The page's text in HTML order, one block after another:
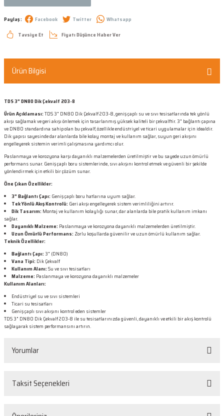
Paylaş : Facebook Twitter
Whatsapp
Tavsiye Et
Fiyatı Düşünce Haber Ver
Ürün Bilgisi
TDS 3" DN80 Dik Çekvalf 203-8
Ürün Açıklaması:TDS 3" DN80 Dik Çekvalf 203-8, geniş çaplı su ve sıvı tesisatlarında tek yönlü
akışı sağlamak ve geri akışı önlemek için tasarlanmış yüksek kaliteli bir çekvalftir. 3" bağlantı çapına
ve DN80 standardına sahip olan bu çekvalf, özellikle endüstriyel ve ticari uygulamalar için idealdir.
Dik yapısı sayesinde dar alanlarda bile kolay montaj ve kullanım sağlar, suyun geri akışını
engelleyerek sistemin verimli çalışmasına yardımcı olur.
Paslanmaya ve korozyona karşı dayanıklı malzemelerden üretilmiştir ve bu sayede uzun ömürlü
performans sunar. Geniş çaplı boru sistemlerinde, sıvı akışını kontrol etmek ve güvenli bir şekilde
yönlendirmek için etkili bir çözüm sunar.
Öne Çıkan Özellikler:
3" Bağlantı Çapı:Geniş çaplı boru hatlarına uyum sağlar.
Tek Yönlü Akış Kontrolü:Geri akışı engelleyerek sistem verimliliğini artırır.
Dik Tasarım:Montaj ve kullanım kolaylığı sunar, dar alanlarda bile pratik kullanım imkanı
sağlar.
Dayanıklı Malzeme:Paslanmaya ve korozyona dayanıklı malzemelerden üretilmiştir.
Uzun Ömürlü Performans:Zorlu koşullarda güvenilir ve uzun ömürlü kullanım sağlar.
Teknik Özellikler:
Bağlantı Çapı:3" (DN80)
Vana Tipi:Dik Çekvalf
Kullanım Alanı:Su ve sıvı tesisatları
Malzeme:Paslanmaya ve korozyona dayanıklı malzemeler
Kullanım Alanları:
Endüstriyel su ve sıvı sistemleri
Ticari su tesisatları
Geniş çaplı sıvı akışını kontrol eden sistemler
TDS 3" DN80 Dik Çekvalf 203-8 ile su tesisatlarınızda güvenli, dayanıklı ve etkili bir akış kontrolü
sağlayarak sistem performansını artırın.
Yorumlar
Taksit Seçenekleri